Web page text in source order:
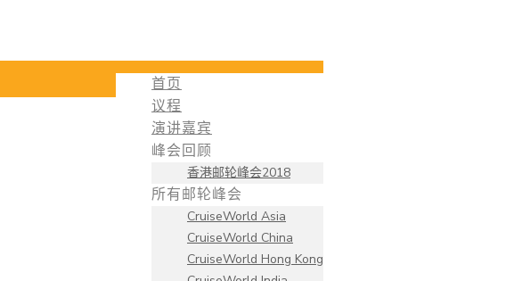
首页
议程
演讲嘉宾
峰会回顾
香港邮轮峰会2018
所有邮轮峰会
CruiseWorld Asia
CruiseWorld China
CruiseWorld Hong Kong